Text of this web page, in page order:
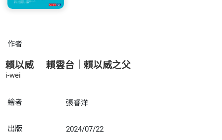
作者
賴以威
i-wei
賴雲台｜賴以威之父
繪者 張睿洋
出版 2024/07/22